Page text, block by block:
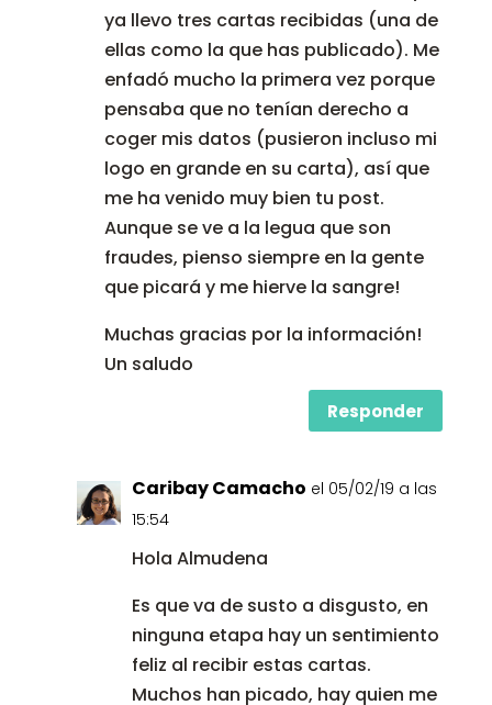
ya llevo tres cartas recibidas (una de
ellas como la que has publicado). Me
enfadó mucho la primera vez porque
pensaba que no tenían derecho a
coger mis datos (pusieron incluso mi
logo en grande en su carta), así que
me ha venido muy bien tu post.
Aunque se ve a la legua que son
fraudes, pienso siempre en la gente
que picará y me hierve la sangre!
Muchas gracias por la información!
Un saludo
Responder
Caribay Camacho el 05/02/19 a las
15:54
Hola Almudena
Es que va de susto a disgusto, en
ninguna etapa hay un sentimiento
feliz al recibir estas cartas.
Muchos han picado, hay quien me